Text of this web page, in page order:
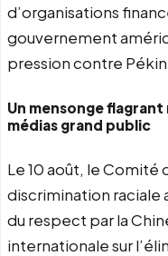
d’organisations
gouvernement
pression contre
Un mensonge
médias grand public
Le 10 août, le Comité
discrimination raciale
du respect par la
internationale sur